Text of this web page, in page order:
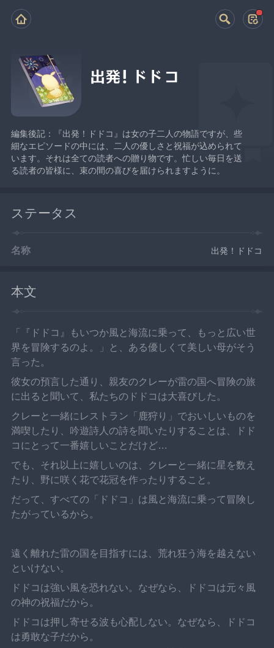
出発！ドドコ
編集後記：『出発！ドドコ』は女の子二人の物語ですが、些
細なエピソードの中には、二人の優しさと祝福が込められて
います。それは全ての読者への贈り物です。忙しい毎日を送
る読者の皆様に、束の間の喜びを届けられますように。
ステータス
名称 出発！ドドコ
本文
「『ドドコ』もいつか風と海流に乗って、もっと広い世
界を冒険するのよ。」と、ある優しくて美しい母がそう
言った。
彼女の預言した通り、親友のクレーが雷の国へ冒険の旅
に出ると聞いて、私たちのドドコは大喜びした。
クレーと一緒にレストラン「鹿狩り」でおいしいものを
満喫したり、吟遊詩人の詩を聞いたりすることは、ドド
コにとって一番嬉しいことだけど…
でも、それ以上に嬉しいのは、クレーと一緒に星を数え
たり、野に咲く花で花冠を作ったりすること。
だって、すべての「ドドコ」は風と海流に乗って冒険し
たがっているから。
遠く離れた雷の国を目指すには、荒れ狂う海を越えない
といけない。
ドドコは強い風を恐れない。なぜなら、ドドコは元々風
の神の祝福だから。
ドドコは押し寄せる波も心配しない。なぜなら、ドドコ
は勇敢な子だから。